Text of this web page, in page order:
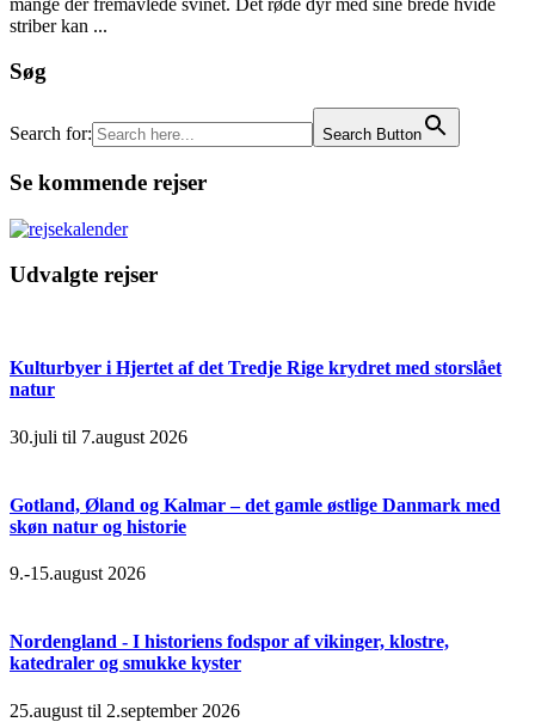
striber kan ...
Søg
Search for: Search Button
Se kommende rejser
Udvalgte rejser
Kulturbyer i Hjertet af det Tredje Rige krydret med storslået
natur
30.juli til 7.august 2026
Gotland, Øland og Kalmar – det gamle østlige Danmark med
skøn natur og historie
9.-15.august 2026
Nordengland - I historiens fodspor af vikinger, klostre,
katedraler og smukke kyster
25.august til 2.september 2026